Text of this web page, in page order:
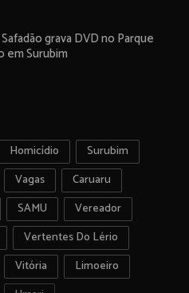
grava DVD no Parque
em Surubim
Homicídio
Surubim
Vagas
Caruaru
SAMU
Vereador
Vertentes Do Lério
Vitória
Limoeiro